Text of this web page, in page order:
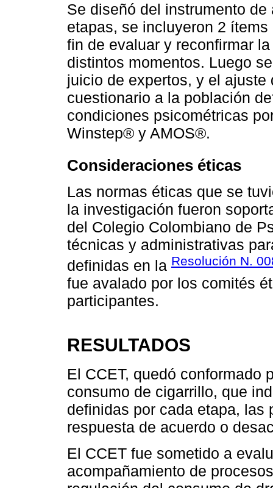
Se diseñó del instrumento
etapas, se incluyeron 2
fin de evaluar y reconfirmar
distintos momentos. Luego
juicio de expertos, y el
cuestionario a la población
condiciones psicométricas
Winstep® y AMOS®.
Consideraciones éticas
Las normas éticas que se
la investigación fueron
del Colegio Colombiano de
técnicas y administrativas
definidas en la Resolución N.
fue avalado por los comités
participantes.
RESULTADOS
El CCET, quedó conformado
consumo de cigarrillo, que
definidas por cada etapa, las
respuesta de acuerdo o
El CCET fue sometido a
acompañamiento de